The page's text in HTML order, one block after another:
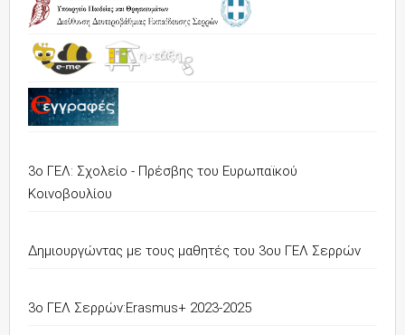
3ο ΓΕΛ: Σχολείο - Πρέσβης του Ευρωπαϊκού
Κοινοβουλίου
Δημιουργώντας με τους μαθητές του 3ου ΓΕΛ Σερρών
3o ΓΕΛ Σερρών:Erasmus+ 2023-2025